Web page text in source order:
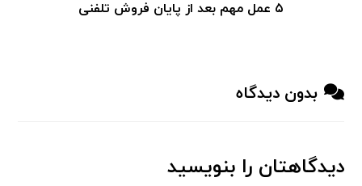
۵ عمل مهم بعد از پایان فروش تلفنی
بدون دیدگاه
دیدگاهتان را بنویسید